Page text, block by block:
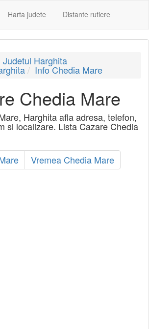
Harta judete Distante rutiere
Judetul Harghita
Info Chedia Mare
Chedia Mare
Harghita afla adresa, telefon,
si localizare. Lista Cazare Chedia
Vremea Chedia Mare